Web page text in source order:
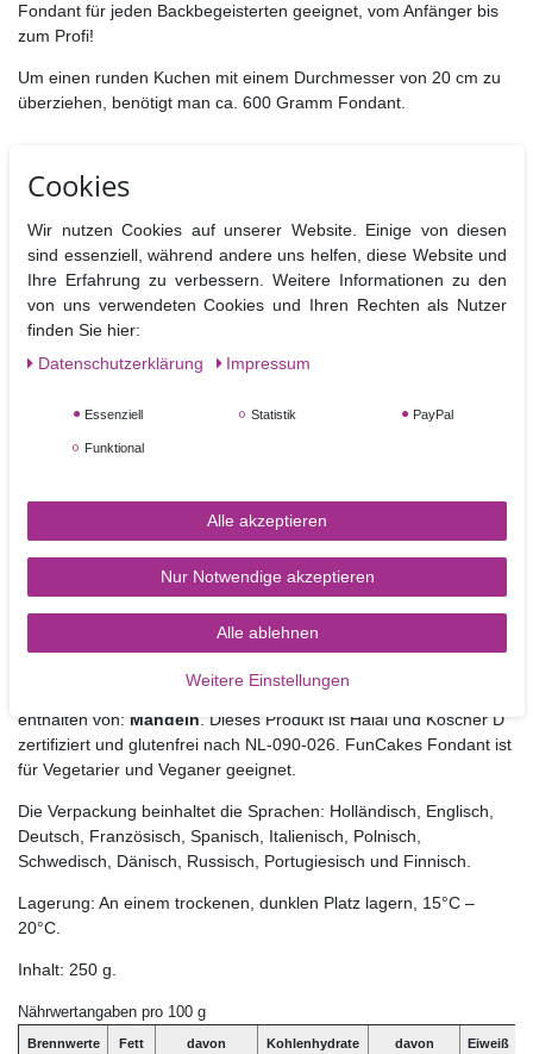
Fondant für jeden Backbegeisterten geeignet, vom Anfänger bis
zum Profi!
Um einen runden Kuchen mit einem Durchmesser von 20 cm zu
überziehen, benötigt man ca. 600 Gramm Fondant.
Um das bestmögliche Ergebnis zu erzielen, wird das
Der Fondant sollte möglichst Raumtemperatur haben.
Kneten Sie den Fondant fest, bis er glatt und elastisch ist.
Die Arbeitsfläche mit etwas Puderzucker bestäuben und
den Fondant mit einem Rollholz zu einer gleichmäßigen
Masse (2-3 mm dick) ausrollen. Drehen Sie den Fondant
immer wieder um ein Viertel, um ein Festkleben auf der
Rändern des Fondants noch kleine Risse sichtbar? Kneten
Zutaten: Zucker (80%), Glukosesirup, pflanzliche Fette
(Palmkern, Palme), Wasser, Feuchthaltemittel: E422,
Verdickungsmittel: E415, E466, Konservierungsstoff: E200,
Säuerungsmittel: E330, naturliches Aroma, Farbstoff: E122, E124,
E129, E133, E153. E122, E124, E129: Kann Aktivität und
Aufmerksamkeit bei Kindern beeinträchtigen. Kann Spuren
enthalten von: Mandeln. Dieses Produkt ist Halal und Koscher D
zertifiziert und glutenfrei nach NL-090-026. FunCakes Fondant ist
für Vegetarier und Veganer geeignet.
Die Verpackung beinhaltet die Sprachen: Holländisch, Englisch,
Deutsch, Französisch, Spanisch, Italienisch, Polnisch,
Schwedisch, Dänisch, Russisch, Portugiesisch und Finnisch.
Lagerung: An einem trockenen, dunklen Platz lagern, 15°C –
20°C.
Inhalt: 250 g.
Nährwertangaben pro 100 g
Brennwerte Fett
davon
Kohlenhydrate
davon
Eiweiß
Cookies
Wir nutzen Cookies auf unserer Website. Einige von diesen
sind essenziell, während andere uns helfen, diese Website und
Ihre Erfahrung zu verbessern. Weitere Informationen zu den
von uns verwendeten Cookies und Ihren Rechten als Nutzer
finden Sie hier:
Daten­schutz­erklärung
Impressum
Essenziell Statistik PayPal
Funktional
Alle akzeptieren
Nur Notwendige akzeptieren
Alle ablehnen
Weitere Einstellungen